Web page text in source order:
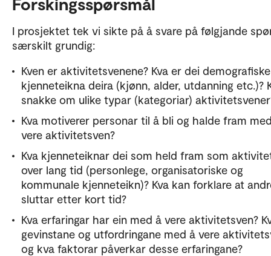
I prosjektet tek vi sikte på å svare på følgjande
særskilt grundig:
Kven er aktivitetsvenene? Kva er dei demografiske
kjenneteikna deira (kjønn, alder, utdanning etc.)?
snakke om ulike typar (kategoriar)
Kva motiverer personar til å bli og halde fram
vere aktivitetsven?
Kva kjenneteiknar dei som held fram som
over lang tid (personlege, organisatoriske og
kommunale kjenneteikn)? Kva kan forklare at
sluttar etter kort tid?
Kva erfaringar har ein med å vere aktivitetsven?
gevinstane og utfordringane med å vere
og kva faktorar påverkar desse erfaringane?